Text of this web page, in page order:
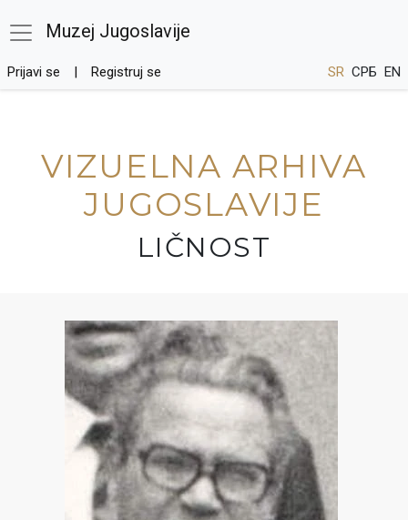
Muzej Jugoslavije
Prijavi se Registruj se SR СРБ EN
VIZUELNA ARHIVA
JUGOSLAVIJE
LIČNOST